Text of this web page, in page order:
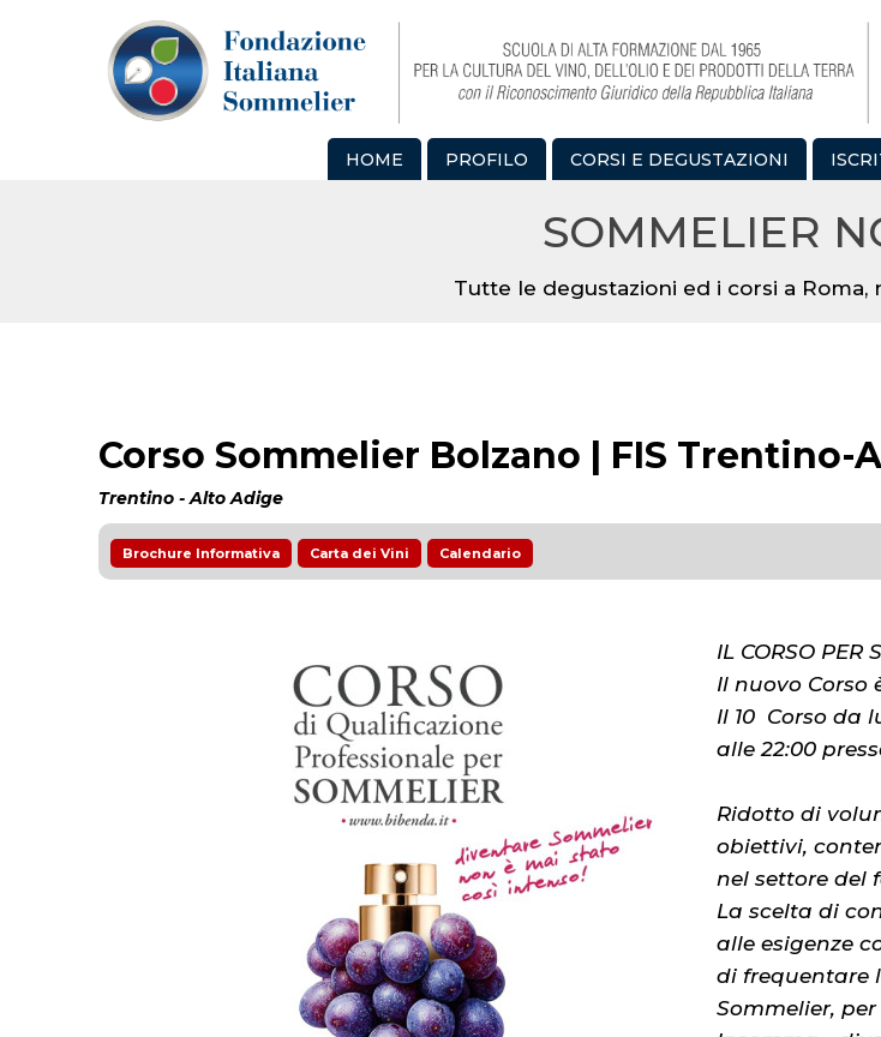
HOME PROFILO CORSI E DEGUSTAZIONI
SOMMELIER
Tutte le degustazioni ed i corsi a Roma,
Corso Sommelier Bolzano | FIS Trentino-
Trentino - Alto Adige
Brochure Informativa Carta dei Vini Calendario
IL CORSO PER
Il nuovo Corso
Il 10 Corso da
alle 22:00
Ridotto di
obiettivi,
nel settore del
La scelta di
alle esigenze
di frequentare
Sommelier,